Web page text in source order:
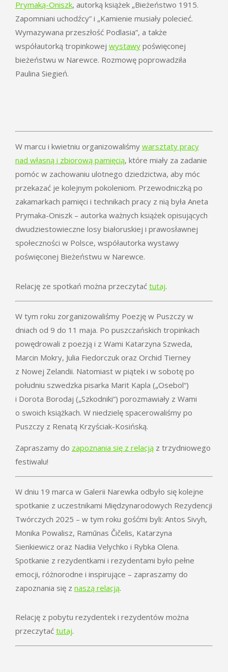
Prymaką-Oniszk, autorką książek „Bieżeństwo 1915.
Zapomniani uchodźcy” i „Kamienie musiały polecieć.
Wymazywana przeszłość Podlasia”, a także
współautorką tropinkowej wystawypoświęconej
bieżeństwu w Narewce. Rozmowę poprowadziła
Paulina Siegień.
W marcu i kwietniu organizowaliśmy warsztaty pracy
nad własną i zbiorową pamięcią, które miały za zadanie
pomóc w zachowaniu ulotnego dziedzictwa, aby móc
przekazać je kolejnym pokoleniom. Przewodniczką po
zakamarkach pamięci i technikach pracy z nią była Aneta
Prymaka-Oniszk – autorka ważnych książek opisujących
dwudziestowieczne losy białoruskiej i prawosławnej
społeczności w Polsce, współautorka wystawy
poświęconej Bieżeństwu w Narewce.
Relację ze spotkań można przeczytać tutaj.
W tym roku zorganizowaliśmy Poezję w Puszczy w
dniach od 9 do 11 maja. Po puszczańskich tropinkach
powędrowali z poezją i z Wami Katarzyna Szweda,
Marcin Mokry, Julia Fiedorczuk oraz Orchid Tierney
z Nowej Zelandii. Natomiast w piątek i w sobotę po
południu szwedzka pisarka Marit Kapla („Osebol“)
i Dorota Borodaj („Szkodniki“) porozmawiały z Wami
o swoich książkach. W niedzielę spacerowaliśmy po
Puszczy z Renatą Krzyściak-Kosińską.
Zapraszamy do zapoznania się z relacjąz trzydniowego
festiwalu!
W dniu 19 marca w Galerii Narewka odbyło się kolejne
spotkanie z uczestnikami Międzynarodowych Rezydencji
Twórczych 2025 – w tym roku gośćmi byli: Antos Sivyh,
Monika Powalisz, Ramūnas Čičelis, Katarzyna
Sienkiewicz oraz Nadiia Velychko i Rybka Olena.
Spotkanie z rezydentkami i rezydentami było pełne
emocji, różnorodne i inspirujące – zapraszamy do
zapoznania się z naszą relacją.
Relację z pobytu rezydentek i rezydentów można
przeczytać tutaj.